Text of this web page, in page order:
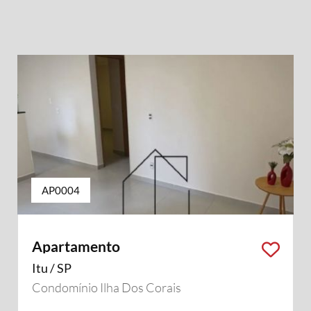
AP0004
Apartamento
Itu / SP
Condomínio Ilha Dos Corais